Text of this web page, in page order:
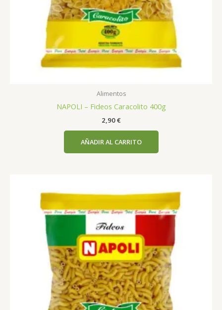
Alimentos
NAPOLI – Fideos Caracolito 400g
2,90€
AÑADIR AL CARRITO